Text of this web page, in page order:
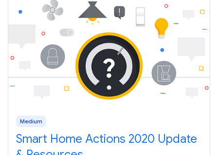
Medium
Smart Home Actions 2020 Update